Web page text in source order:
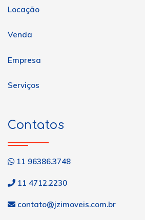
Locação
Venda
Empresa
Serviços
Contatos
11 96386.3748
11 4712.2230
contato@jzimoveis.com.br